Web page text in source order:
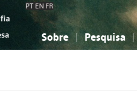
PT EN FR
Sobre Pesquisa